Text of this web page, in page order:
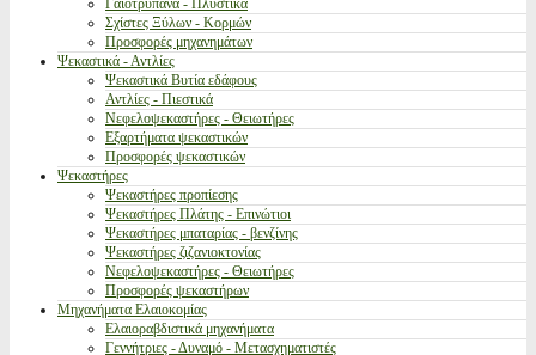
Γαιοτρύπανα - Πλυστικά
Σχίστες Ξύλων - Κορμών
Προσφορές μηχανημάτων
Ψεκαστικά - Αντλίες
Ψεκαστικά Βυτία εδάφους
Αντλίες - Πιεστικά
Νεφελοψεκαστήρες - Θειωτήρες
Εξαρτήματα ψεκαστικών
Προσφορές ψεκαστικών
Ψεκαστήρες
Ψεκαστήρες προπίεσης
Ψεκαστήρες Πλάτης - Επινώτιοι
Ψεκαστήρες μπαταρίας - βενζίνης
Ψεκαστήρες ζιζανιοκτονίας
Νεφελοψεκαστήρες - Θειωτήρες
Προσφορές ψεκαστήρων
Μηχανήματα Ελαιοκομίας
Ελαιοραβδιστικά μηχανήματα
Γεννήτριες - Δυναμό - Μετασχηματιστές